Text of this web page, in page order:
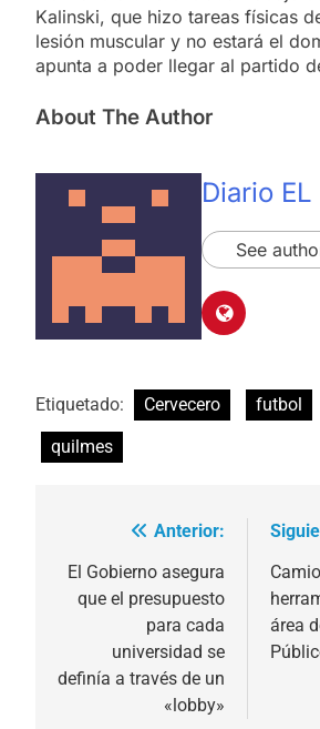
Kalinski, que hizo tareas físicas
lesión muscular y no estará el
apunta a poder llegar al partido
About The Author
Diario EL
See
Etiquetado: Cervecero futbol
quilmes
Navegación
de
entradas
Anterior:
El Gobierno asegura
que el presupuesto
para cada
universidad se
definía a través de un
«lobby»
área